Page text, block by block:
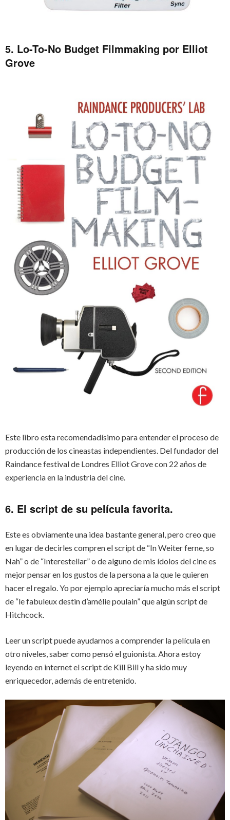
5. Lo-To-No Budget Filmmaking por Elliot
Grove
Este libro esta recomendadísimo para entender el proceso de
producción de los cineastas independientes. Del fundador del
Raindance festival de Londres Elliot Grove con 22 años de
experiencia en la industria del cine.
6. El script de su película favorita.
Este es obviamente una idea bastante general, pero creo que
en lugar de decirles compren el script de “In Weiter ferne, so
Nah” o de “Interestellar” o de alguno de mis ídolos del cine es
mejor pensar en los gustos de la persona a la que le quieren
hacer el regalo. Yo por ejemplo apreciaría mucho más el script
de “le fabuleux destin d’amélie poulain” que algún script de
Hitchcock.
Leer un script puede ayudarnos a comprender la película en
otro niveles, saber como pensó el guionista. Ahora estoy
leyendo en internet el script de Kill Bill y ha sido muy
enriquecedor, además de entretenido.